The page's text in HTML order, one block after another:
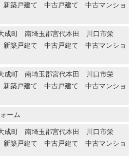
築戸建て 中古戸建て 中古マンショ
成町 南埼玉郡宮代本田 川口市栄
築戸建て 中古戸建て 中古マンショ
成町 南埼玉郡宮代本田 川口市栄
築戸建て 中古戸建て 中古マンショ
ーム
成町 南埼玉郡宮代本田 川口市栄
築戸建て 中古戸建て 中古マンショ